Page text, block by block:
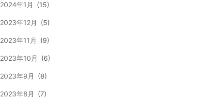
2024年1月 (15)
2023年12月 (5)
2023年11月 (9)
2023年10月 (6)
2023年9月 (8)
2023年8月 (7)